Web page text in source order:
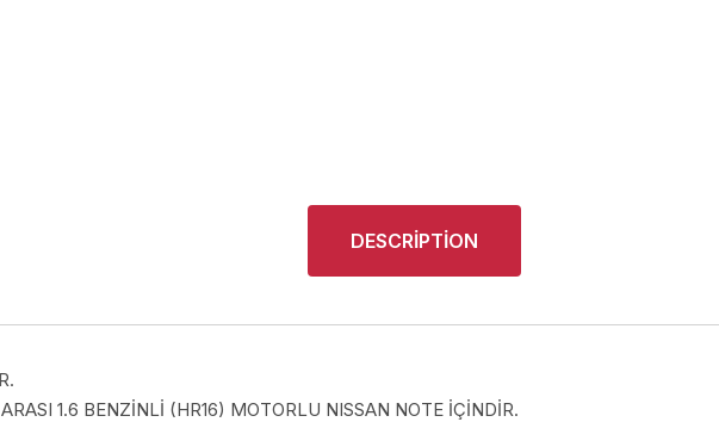
DESCRIPTION
1.6 BENZİNLİ (HR16) MOTORLU NISSAN NOTE İÇİNDİR.